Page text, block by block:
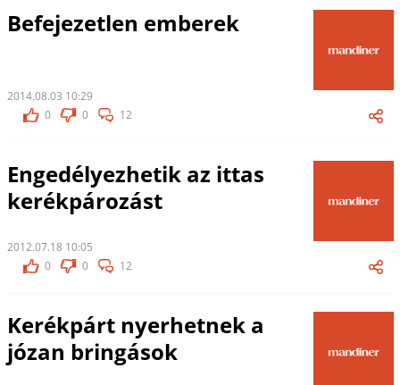
Befejezetlen emberek
2014.08.03 10:29
0
0 12
Engedélyezhetik az ittas
kerékpározást
2012.07.18 10:05
0
0 12
Kerékpárt nyerhetnek a
józan bringások